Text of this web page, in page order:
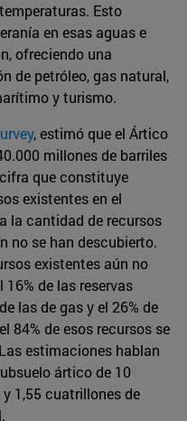
Esto
en esas aguas e
ofreciendo una
de petróleo, gas natural,
y turismo.
, estimó que el Ártico
millones de barriles
que constituye
existentes en el
la cantidad de recursos
no se han descubierto.
existentes aún no
de las reservas
las de gas y el 26% de
84% de esos recursos se
estimaciones hablan
ártico de 10
1,55 cuatrillones de